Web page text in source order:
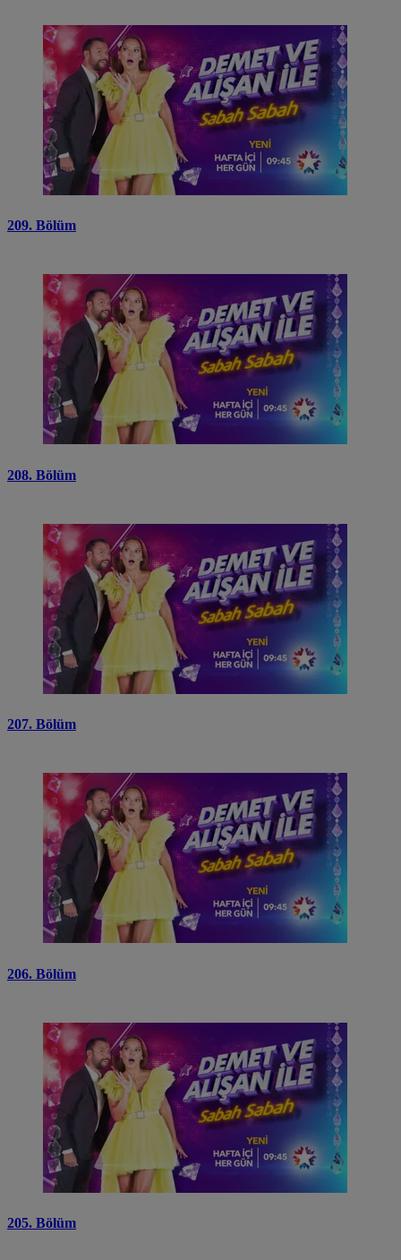
209. Bölüm
208. Bölüm
207. Bölüm
206. Bölüm
205. Bölüm